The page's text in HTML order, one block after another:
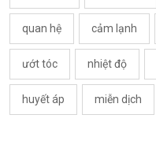
quan hệ cảm lạnh
ướt tóc nhiệt độ
huyết áp miễn dịch